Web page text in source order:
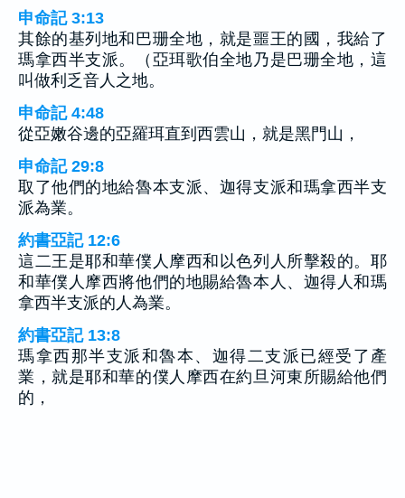
申命記 3:13
其餘的基列地和巴珊全地，就是噩王的國，我給了
瑪拿西半支派。（亞珥歌伯全地乃是巴珊全地，這
叫做利乏音人之地。
申命記 4:48
從亞嫩谷邊的亞羅珥直到西雲山，就是黑門山，
申命記 29:8
取了他們的地給魯本支派、迦得支派和瑪拿西半支
派為業。
約書亞記 12:6
這二王是耶和華僕人摩西和以色列人所擊殺的。耶
和華僕人摩西將他們的地賜給魯本人、迦得人和瑪
拿西半支派的人為業。
約書亞記 13:8
瑪拿西那半支派和魯本、迦得二支派已經受了產
業，就是耶和華的僕人摩西在約旦河東所賜給他們
的，